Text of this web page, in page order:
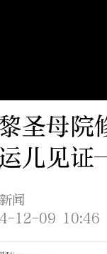
圣母院
儿见
闻
12-09 10:46